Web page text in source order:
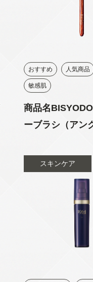
おすすめ 人気商品
敏感肌
商品名
ーブラシ（アン
スキンケア